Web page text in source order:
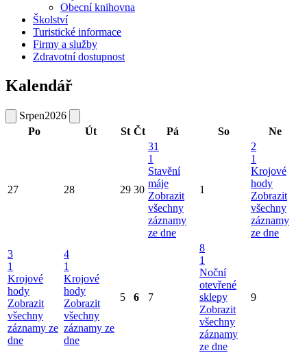
Obecní knihovna
Školství
Turistické informace
Firmy a služby
Zdravotní dostupnost
Kalendář
Srpen2026
Po
Út St Čt Pá So Ne
27 28 29 30
31
1
Stavění
máje
Zobrazit
všechny
záznamy
ze dne
1
2
1
Krojové
hody
Zobrazit
všechny
záznamy
ze dne
3
1
Krojové
hody
Zobrazit
všechny
záznamy ze
dne
4
1
Krojové
hody
Zobrazit
všechny
záznamy ze
dne
5 6 7
8
1
Noční
otevřené
sklepy
Zobrazit
všechny
záznamy
ze dne
9